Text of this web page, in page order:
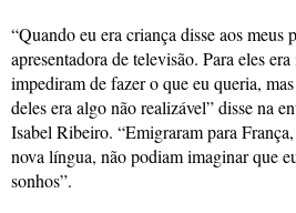
“Quando eu era criança disse aos meus
apresentadora de televisão. Para eles
impediram de fazer o que eu queria,
deles era algo não realizável” disse na
Isabel Ribeiro. “Emigraram para
nova língua, não podiam imaginar que
sonhos”.